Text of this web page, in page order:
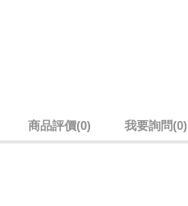
商品評價(0) 我要詢問(0)